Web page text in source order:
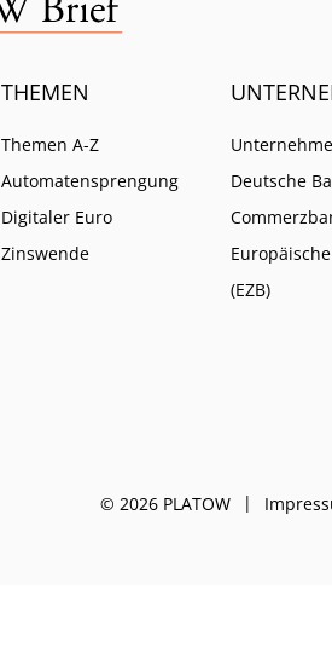
THEMEN
Themen A-Z
Automatensprengung
Digitaler Euro
Zinswende
Deutsche
(EZB)
© 2026 PLATOW